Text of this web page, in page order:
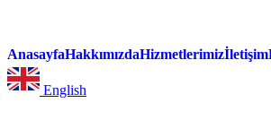
AnasayfaHakkımızdaHizmetlerimizİletişim
English